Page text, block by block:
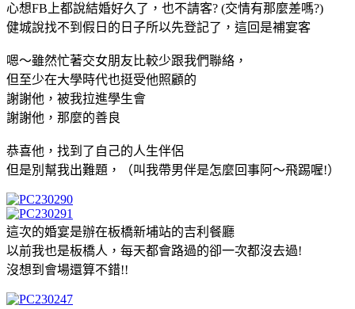
心想FB上都說結婚好久了，也不請客? (交情有那麼差嗎?)
健城說找不到假日的日子所以先登記了，這回是補宴客
嗯～雖然忙著交女朋友比較少跟我們聯絡，
但至少在大學時代也挺受他照顧的
謝謝他，被我拉進學生會
謝謝他，那麼的善良
恭喜他，找到了自己的人生伴侶
但是別幫我出難題，（叫我帶男伴是怎麼回事阿～飛踢喔!）
這次的婚宴是辦在板橋新埔站的吉利餐廳
以前我也是板橋人，每天都會路過的卻一次都沒去過!
沒想到會場還算不錯!!